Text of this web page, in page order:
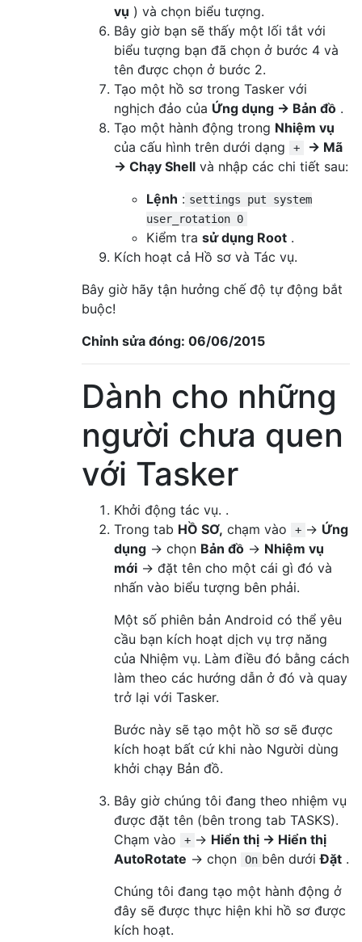
vụ ) và chọn biểu tượng.
Bây giờ bạn sẽ thấy một lối tắt với
biểu tượng bạn đã chọn ở bước 4 và
tên được chọn ở bước 2.
Tạo một hồ sơ trong Tasker với
nghịch đảo của Ứng dụng → Bản đồ .
Tạo một hành động trong Nhiệm vụ
của cấu hình trên dưới dạng
+
→ Mã
→ Chạy Shell và nhập các chi tiết sau:
Lệnh : settings put system
user_rotation 0
Kiểm tra sử dụng Root .
Kích hoạt cả Hồ sơ và Tác vụ.
Bây giờ hãy tận hưởng chế độ tự động bắt
buộc!
Chỉnh sửa đóng: 06/06/2015
Dành cho những
người chưa quen
với Tasker
Khởi động tác vụ. .
Trong tab HỒ SƠ, chạm vào + → Ứng
dụng → chọn Bản đồ → Nhiệm vụ
mới → đặt tên cho một cái gì đó và
nhấn vào biểu tượng bên phải.
Một số phiên bản Android có thể yêu
cầu bạn kích hoạt dịch vụ trợ năng
của Nhiệm vụ. Làm điều đó bằng cách
làm theo các hướng dẫn ở đó và quay
trở lại với Tasker.
Bước này sẽ tạo một hồ sơ sẽ được
kích hoạt bất cứ khi nào Người dùng
khởi chạy Bản đồ.
Bây giờ chúng tôi đang theo nhiệm vụ
được đặt tên (bên trong tab TASKS).
Chạm vào
+ → Hiển thị → Hiển thị
AutoRotate → chọn On bên dướiĐặt .
Chúng tôi đang tạo một hành động ở
đây sẽ được thực hiện khi hồ sơ được
kích hoạt.